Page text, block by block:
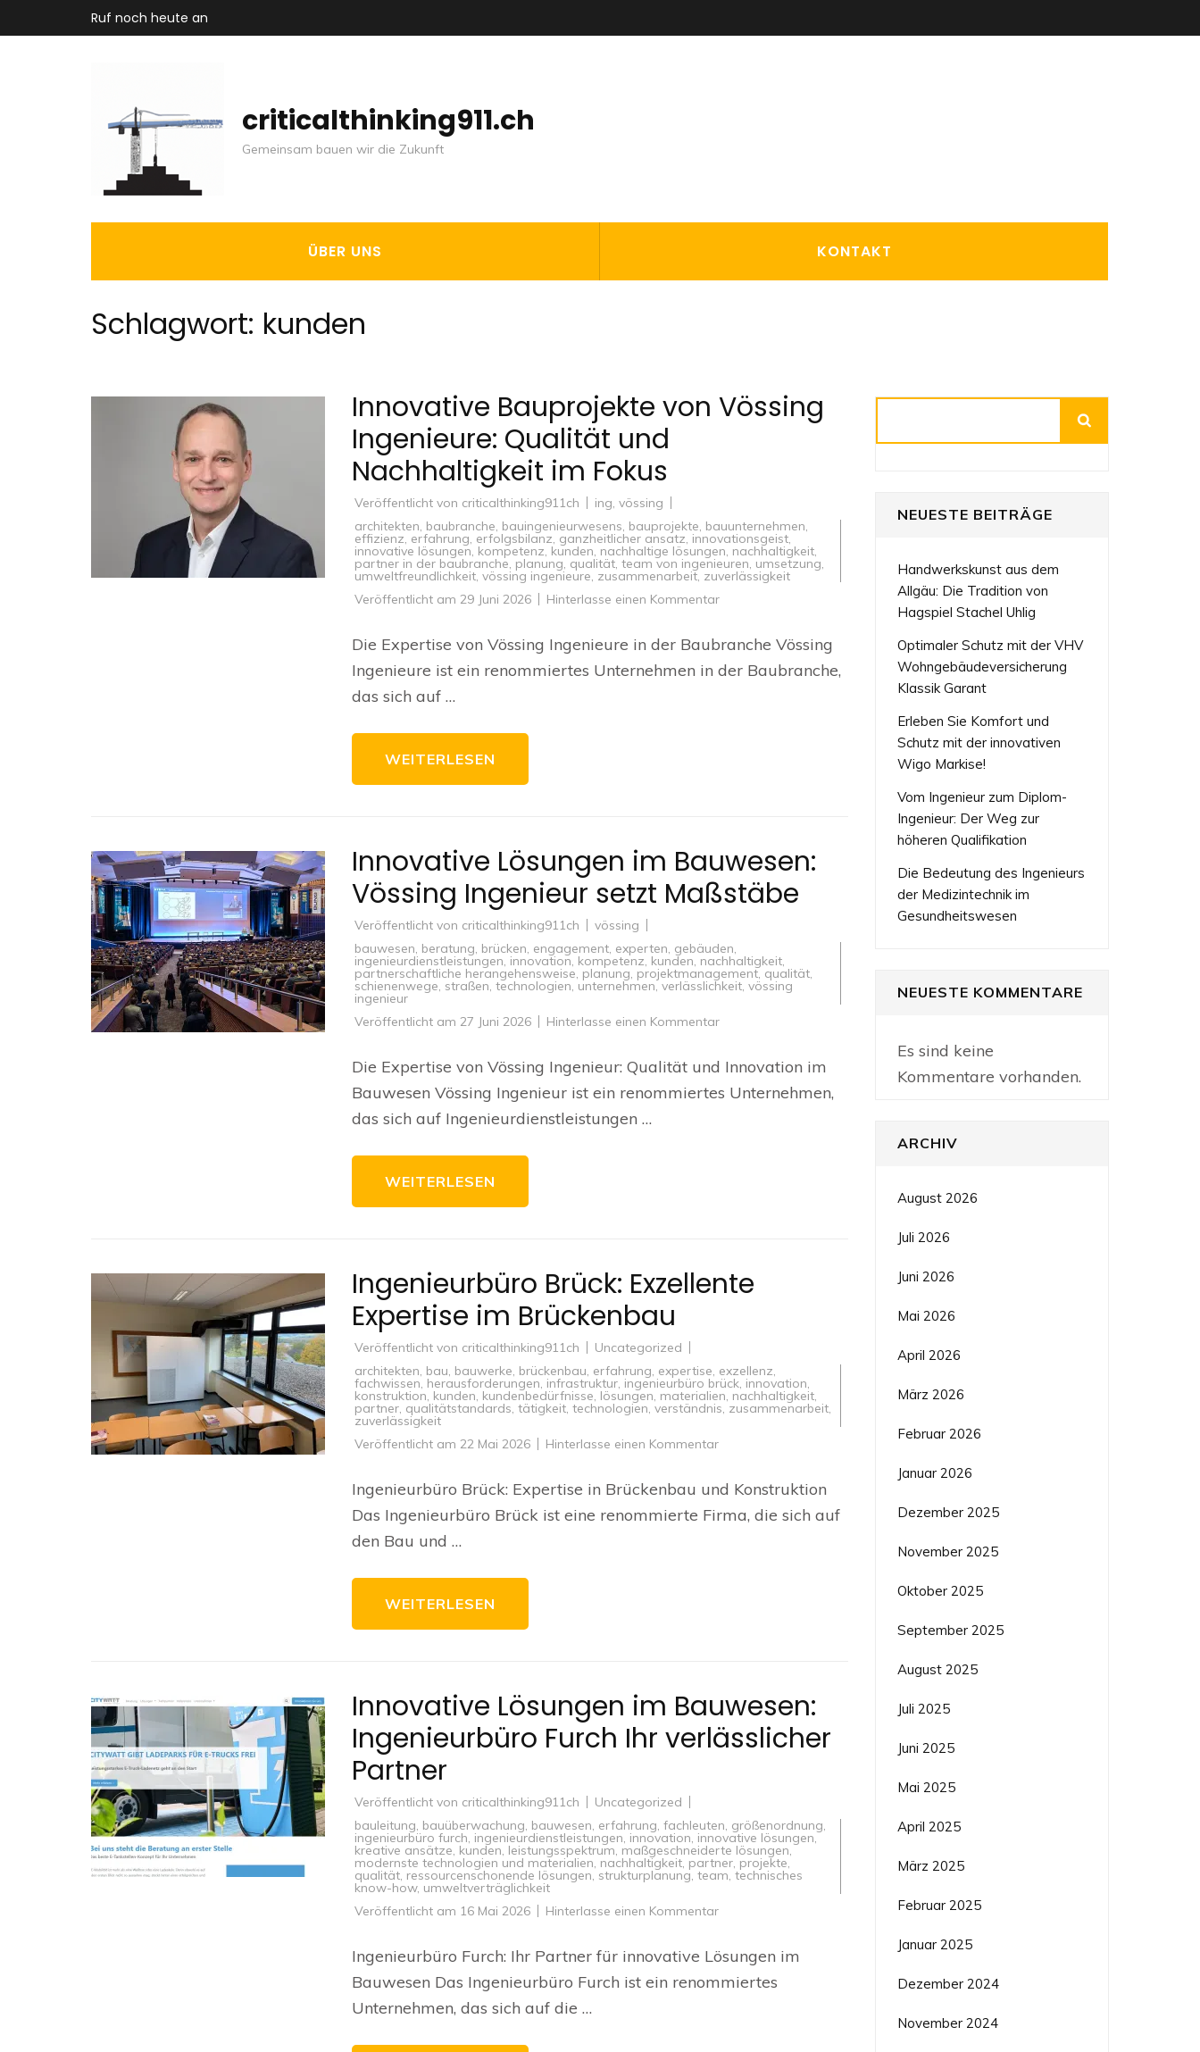
Inhalt
Ruf noch heute an
criticalthinking911.ch
Gemeinsam bauen wir die Zukunft
ÜBER UNS KONTAKT
Schlagwort: kunden
Innovative Bauprojekte von Vössing
Ingenieure: Qualität und
Nachhaltigkeit im Fokus
Veröffentlicht von criticalthinking911ch ing, vössing
architekten, baubranche, bauingenieurwesens, bauprojekte, bauunternehmen,
effizienz, erfahrung, erfolgsbilanz, ganzheitlicher ansatz, innovationsgeist,
innovative lösungen, kompetenz, kunden, nachhaltige lösungen, nachhaltigkeit,
partner in der baubranche, planung, qualität, team von ingenieuren, umsetzung,
umweltfreundlichkeit, vössing ingenieure, zusammenarbeit, zuverlässigkeit
Veröffentlicht am 29 Juni 2026 Hinterlasse einen Kommentarzu
Vössing
Ingenieure:
Qualität
Die Expertise von Vössing Ingenieure in der Baubranche Vössing
Ingenieure ist ein renommiertes Unternehmen in der Baubranche,
das sich auf …
WEITERLESEN
Innovative Lösungen im Bauwesen:
Vössing Ingenieur setzt Maßstäbe
Veröffentlicht von criticalthinking911ch
vössing
bauwesen, beratung, brücken, engagement, experten, gebäuden,
ingenieurdienstleistungen, innovation, kompetenz, kunden, nachhaltigkeit,
partnerschaftliche herangehensweise, planung, projektmanagement, qualität,
schienenwege, straßen, technologien, unternehmen,verlässlichkeit, vössing
ingenieur
Veröffentlicht am 27 Juni 2026 Hinterlasse einen Kommentarzu
im
Bauwesen:
Ingenieur
Die Expertise von Vössing Ingenieur: Qualität und Innovation im
Bauwesen Vössing Ingenieur ist ein renommiertes Unternehmen,
das sich auf Ingenieurdienstleistungen …
WEITERLESEN
Ingenieurbüro Brück: Exzellente
Expertise im Brückenbau
Veröffentlicht von criticalthinking911ch
Uncategorized
architekten, bau, bauwerke, brückenbau, erfahrung, expertise, exzellenz,
fachwissen, herausforderungen, infrastruktur, ingenieurbüro brück, innovation,
konstruktion, kunden, kundenbedürfnisse, lösungen, materialien, nachhaltigkeit,
partner, qualitätstandards, tätigkeit, technologien, verständnis, zusammenarbeit,
zuverlässigkeit
Veröffentlicht am 22 Mai 2026 Hinterlasse einen Kommentarzu
Exzellente
Expertise
Brückenbau
Ingenieurbüro Brück: Expertise in Brückenbau und Konstruktion
Das Ingenieurbüro Brück ist eine renommierte Firma, die sich auf
den Bau und …
WEITERLESEN
Innovative Lösungen im Bauwesen:
Ingenieurbüro Furch Ihr verlässlicher
Partner
Veröffentlicht von criticalthinking911ch
Uncategorized
bauleitung, bauüberwachung, bauwesen, erfahrung, fachleuten, größenordnung,
ingenieurbüro furch, ingenieurdienstleistungen, innovation, innovative lösungen,
kreative ansätze, kunden, leistungsspektrum, maßgeschneiderte lösungen,
modernste technologien und materialien, nachhaltigkeit, partner, projekte,
qualität, ressourcenschonende lösungen, strukturplanung, team, technisches
know-how, umweltverträglichkeit
Veröffentlicht am 16 Mai 2026 Hinterlasse einen Kommentarzu
im
Bauwesen:
Furch
Ingenieurbüro Furch: Ihr Partner für innovative Lösungen im
Bauwesen Das Ingenieurbüro Furch ist ein renommiertes
Unternehmen, das sich auf die …
NEUESTE BEITRÄGE
Handwerkskunst aus dem
Allgäu: Die Tradition von
Hagspiel Stachel Uhlig
Optimaler Schutz mit der VHV
Wohngebäudeversicherung
Klassik Garant
Erleben Sie Komfort und
Schutz mit der innovativen
Wigo Markise!
Vom Ingenieur zum Diplom-
Ingenieur: Der Weg zur
höheren Qualifikation
Die Bedeutung des Ingenieurs
der Medizintechnik im
Gesundheitswesen
NEUESTE KOMMENTARE
Es sind keine
Kommentare vorhanden.
ARCHIV
August 2026
Juli 2026
Juni 2026
Mai 2026
April 2026
März 2026
Februar 2026
Januar 2026
Dezember 2025
November 2025
Oktober 2025
September 2025
August 2025
Juli 2025
Juni 2025
Mai 2025
April 2025
März 2025
Februar 2025
Januar 2025
Dezember 2024
November 2024